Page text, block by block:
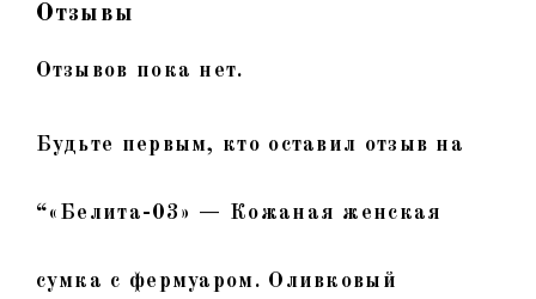
Отзывы
Отзывов пока нет.
Будьте первым, кто оставил отзыв на
“«Белита-03» — Кожаная женская
сумка с фермуаром. Оливковый